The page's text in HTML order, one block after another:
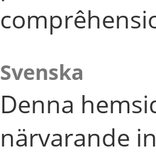
Svenska
Denna
närvarande